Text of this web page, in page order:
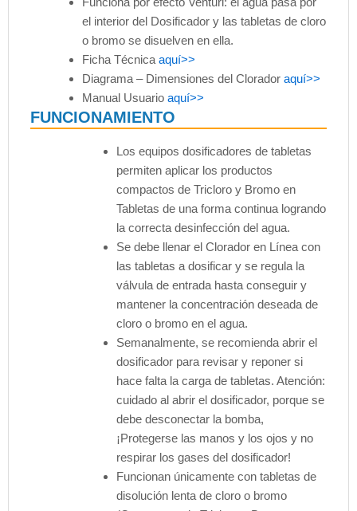
el interior del Dosificador y las tabletas de cloro
o bromo se disuelven en ella.
Ficha Técnica aquí>>
Diagrama – Dimensiones del Clorador aquí>>
Manual Usuario aquí>>
FUNCIONAMIENTO
Los equipos dosificadores de tabletas
permiten aplicar los productos
compactos de Tricloro y Bromo en
Tabletas de una forma continua logrando
la correcta desinfección del agua.
Se debe llenar el Clorador en Línea con
las tabletas a dosificar y se regula la
válvula de entrada hasta conseguir y
mantener la concentración deseada de
cloro o bromo en el agua.
Semanalmente, se recomienda abrir el
dosificador para revisar y reponer si
hace falta la carga de tabletas. Atención:
cuidado al abrir el dosificador, porque se
debe desconectar la bomba,
¡Protegerse las manos y los ojos y no
respirar los gases del dosificador!
Funcionan únicamente con tabletas de
disolución lenta de cloro o bromo